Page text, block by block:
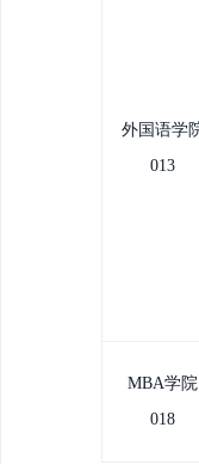
外国语学
013
MBA学院
018